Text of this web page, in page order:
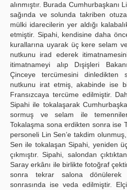
alınmıştır. Burada Cumhurbaşkanı
sağında ve solunda takriben
mülki idarecilerin yer aldığı
etmiştir. Sipahi, kendisine daha
kurallarına uyarak üç kere selam
nutkunu irad ederek
itimatnameyi alıp Dışişleri
Çinceye tercümesini
nutkunu irat etmiş, akabinde ise
Fransızcaya tercüme edilmiştir.
Sipahi ile tokalaşarak
sormuş ve selam ile
Tokalaşma sona erdikten sonra ise
personeli Lin Sen’e takdim
Sen ile tokalaşan Sipahi, yeniden
çıkmıştır. Sipahi, salondan
Saray erkânı ile birlikte fotoğraf
sonra tekrar salona dönülerek
sonrasında ise veda edilmiştir.